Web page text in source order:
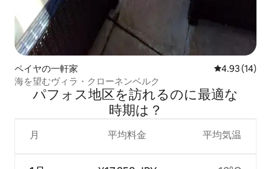
ペイヤの一軒家 レビュー14
4.93 (14)
海を望むヴィラ・クローネンベルク
パフォス地区を訪⁠れ⁠るの⁠に最⁠適⁠な
時⁠期⁠は⁠？
月 平均料金 平均気温